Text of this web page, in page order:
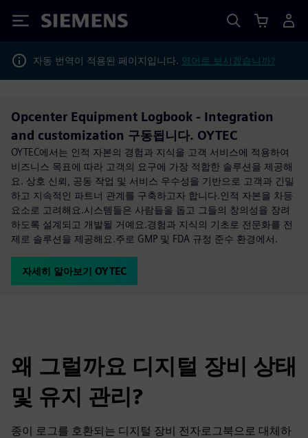
Siemens
자동 번역이 적용된 페이지입니다. 영어로 보시겠습니까?
Opcenter Equipment Logbook - Integration
and customization 구동됩니다. OYTEC
OYTEC에서는 인적 자본의 경험과 지식을 고객 서비스에 적용하여
비즈니스 목표에 따라 고객의 요구에 가장 적합한 솔루션을 제공해
요. 상호 신뢰, 공동 작업 및 서비스 우수성을 기반으로 고객과 긴밀
하고 지속적인 파트너 관계를 구축하고자 합니다.인적 자본을 차등
요소로 고려해요.시스템들은 사람들을 돕고 그들의 창의성을 장려
하도록 설계되고 개발될 거예요.경험과 지식의 기초로 전문화를 전
제로 솔루션을 제공해요.주로 GMP 및 FDA 규정 준수 환경에서.
자세히 알아보기 OYTEC
왜 그럴까요 디지털 장비 상태
및 유지 관리?
종이 로그를 호환되는 디지털 장비 전자로그북으로 대체하